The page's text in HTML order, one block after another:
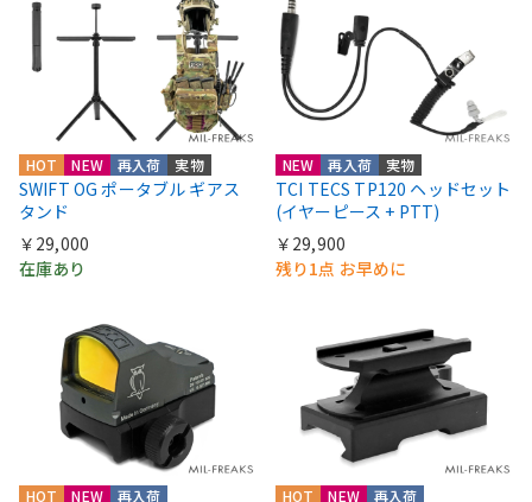
HOT NEW 再入荷 実物
SWIFT OG ポータブル ギアス
タンド
￥29,000
在庫あり
NEW 再入荷 実物
TCI TECS TP120 ヘッドセット
(イヤーピース + PTT)
￥29,900
残り1点 お早めに
HOT NEW 再入荷 HOT NEW 再入荷